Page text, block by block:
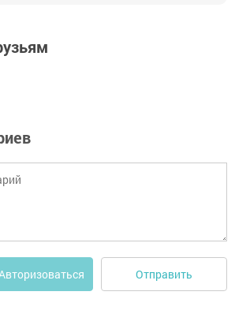
Отправить